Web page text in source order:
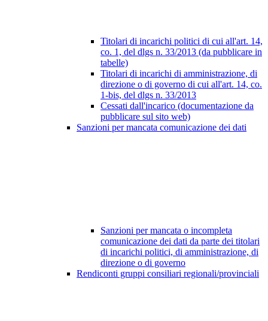
Titolari di incarichi politici di cui all'art. 14,
co. 1, del dlgs n. 33/2013 (da pubblicare in
tabelle)
Titolari di incarichi di amministrazione, di
direzione o di governo di cui all'art. 14, co.
1-bis, del dlgs n. 33/2013
Cessati dall'incarico (documentazione da
pubblicare sul sito web)
Sanzioni per mancata comunicazione dei dati
Sanzioni per mancata o incompleta
comunicazione dei dati da parte dei titolari
di incarichi politici, di amministrazione, di
direzione o di governo
Rendiconti gruppi consiliari regionali/provinciali